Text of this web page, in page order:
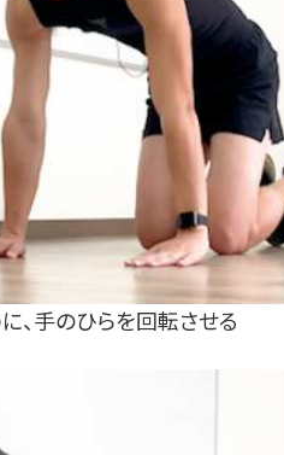
、手のひらを回転させる